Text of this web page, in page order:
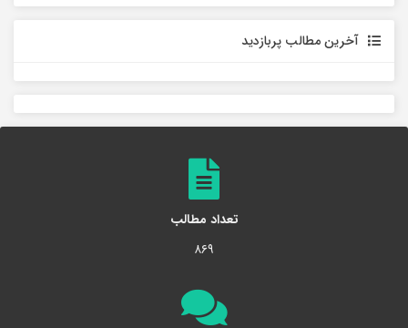
آخرین مطالب پربازدید
تعداد مطالب
۸۶۹